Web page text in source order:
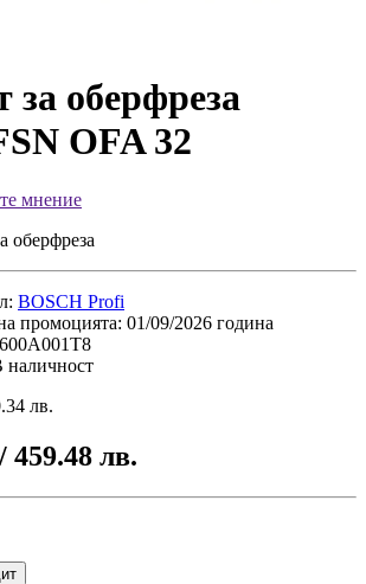
за оберфреза
OFA 32
мнение
оберфреза
BOSCH Profi
промоцията: 01/09/2026 година
наличност
лв.
459.48 лв.